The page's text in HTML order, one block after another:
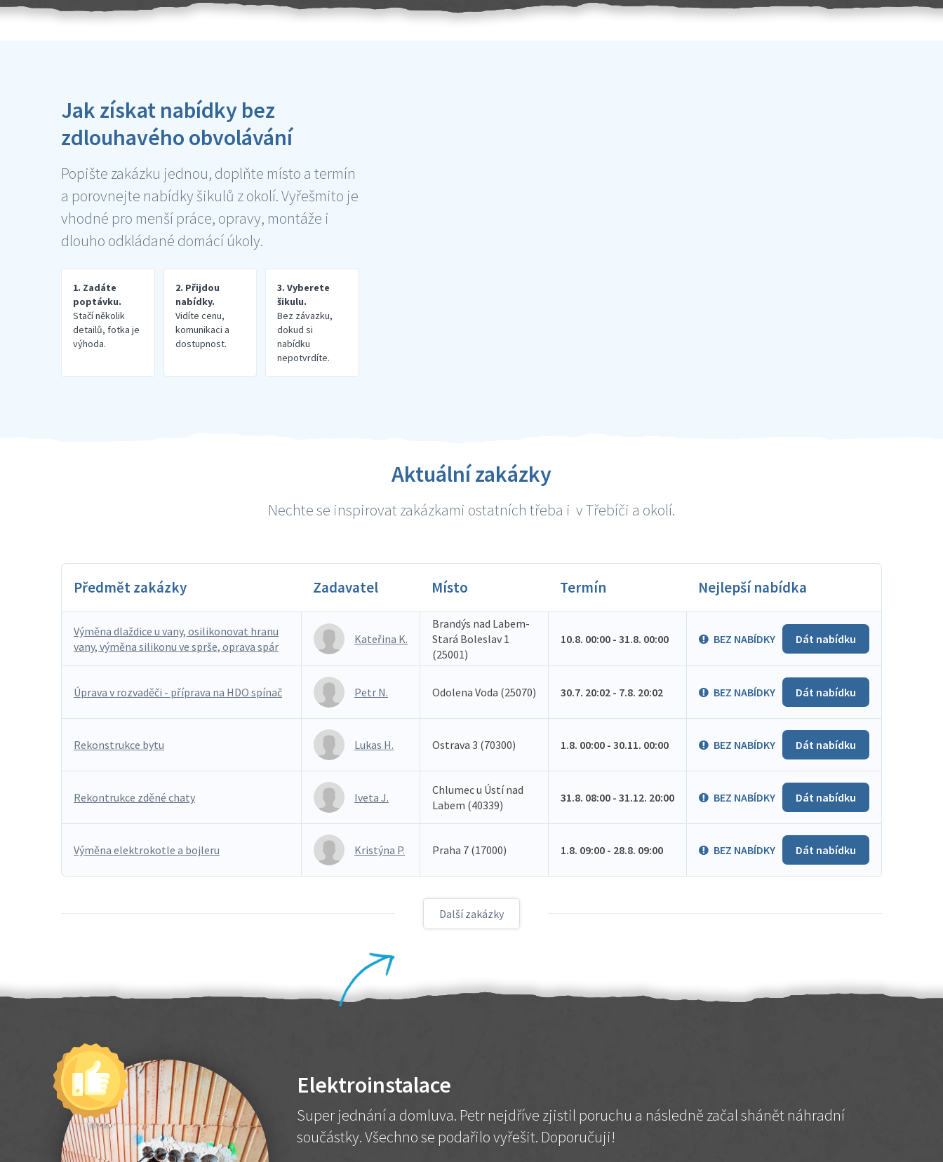
Jak získat nabídky bez
zdlouhavého obvolávání
Popište zakázku jednou, doplňte místo a termín
a porovnejte nabídky šikulů z okolí. Vyřešmito je
vhodné pro menší práce, opravy, montáže i
dlouho odkládané domácí úkoly.
1. Zadáte
poptávku.
Stačí několik
detailů, fotka je
výhoda.
2. Přijdou
nabídky.
Vidíte cenu,
komunikaci a
dostupnost.
3. Vyberete
šikulu.
Bez závazku,
dokud si
nabídku
nepotvrdíte.
Aktuální zakázky
Nechte se inspirovat zakázkami ostatních třeba i v Třebíči a okolí.
Předmět zakázky Zadavatel Místo Termín Nejlepší nabídka
Výměna dlaždice u vany, osilikonovat hranu
vany, výměna silikonu ve sprše, oprava spár
Kateřina K.
Brandýs nad Labem-
Stará Boleslav 1
(25001)
10.8. 00:00 - 31.8. 00:00 BEZ NABÍDKY Dát nabídku
Úprava v rozvaděči - příprava na HDO spínač Petr N. Odolena Voda (25070) 30.7. 20:02 - 7.8. 20:02 BEZ NABÍDKY Dát nabídku
Rekonstrukce bytu Lukas H. Ostrava 3 (70300) 1.8. 00:00 - 30.11. 00:00 BEZ NABÍDKY Dát nabídku
Rekontrukce zděné chaty Iveta J.
Chlumec u Ústí nad
Labem (40339)
31.8. 08:00 - 31.12. 20:00 BEZ NABÍDKY Dát nabídku
Výměna elektrokotle a bojleru Kristýna P. Praha 7 (17000) 1.8. 09:00 - 28.8. 09:00 BEZ NABÍDKY Dát nabídku
Další zakázky
Elektroinstalace
Super jednání a domluva. Petr nejdříve zjistil poruchu a následně začal shánět náhradní
součástky. Všechno se podařilo vyřešit. Doporučuji!